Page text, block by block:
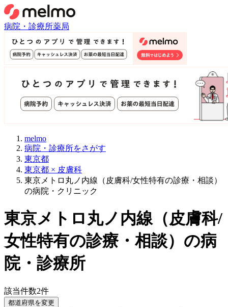
病院・診療所薬局
melmo
病院・診療所をさがす
東京都
東京都 × 皮膚科
東京メトロ丸ノ内線（皮膚科/女性特有の診療・相談）
の病院・クリニック
東京メトロ丸ノ内線（皮膚科/
女性特有の診療・相談） の病
院・診療所
該当件数2件
都道府県を変更